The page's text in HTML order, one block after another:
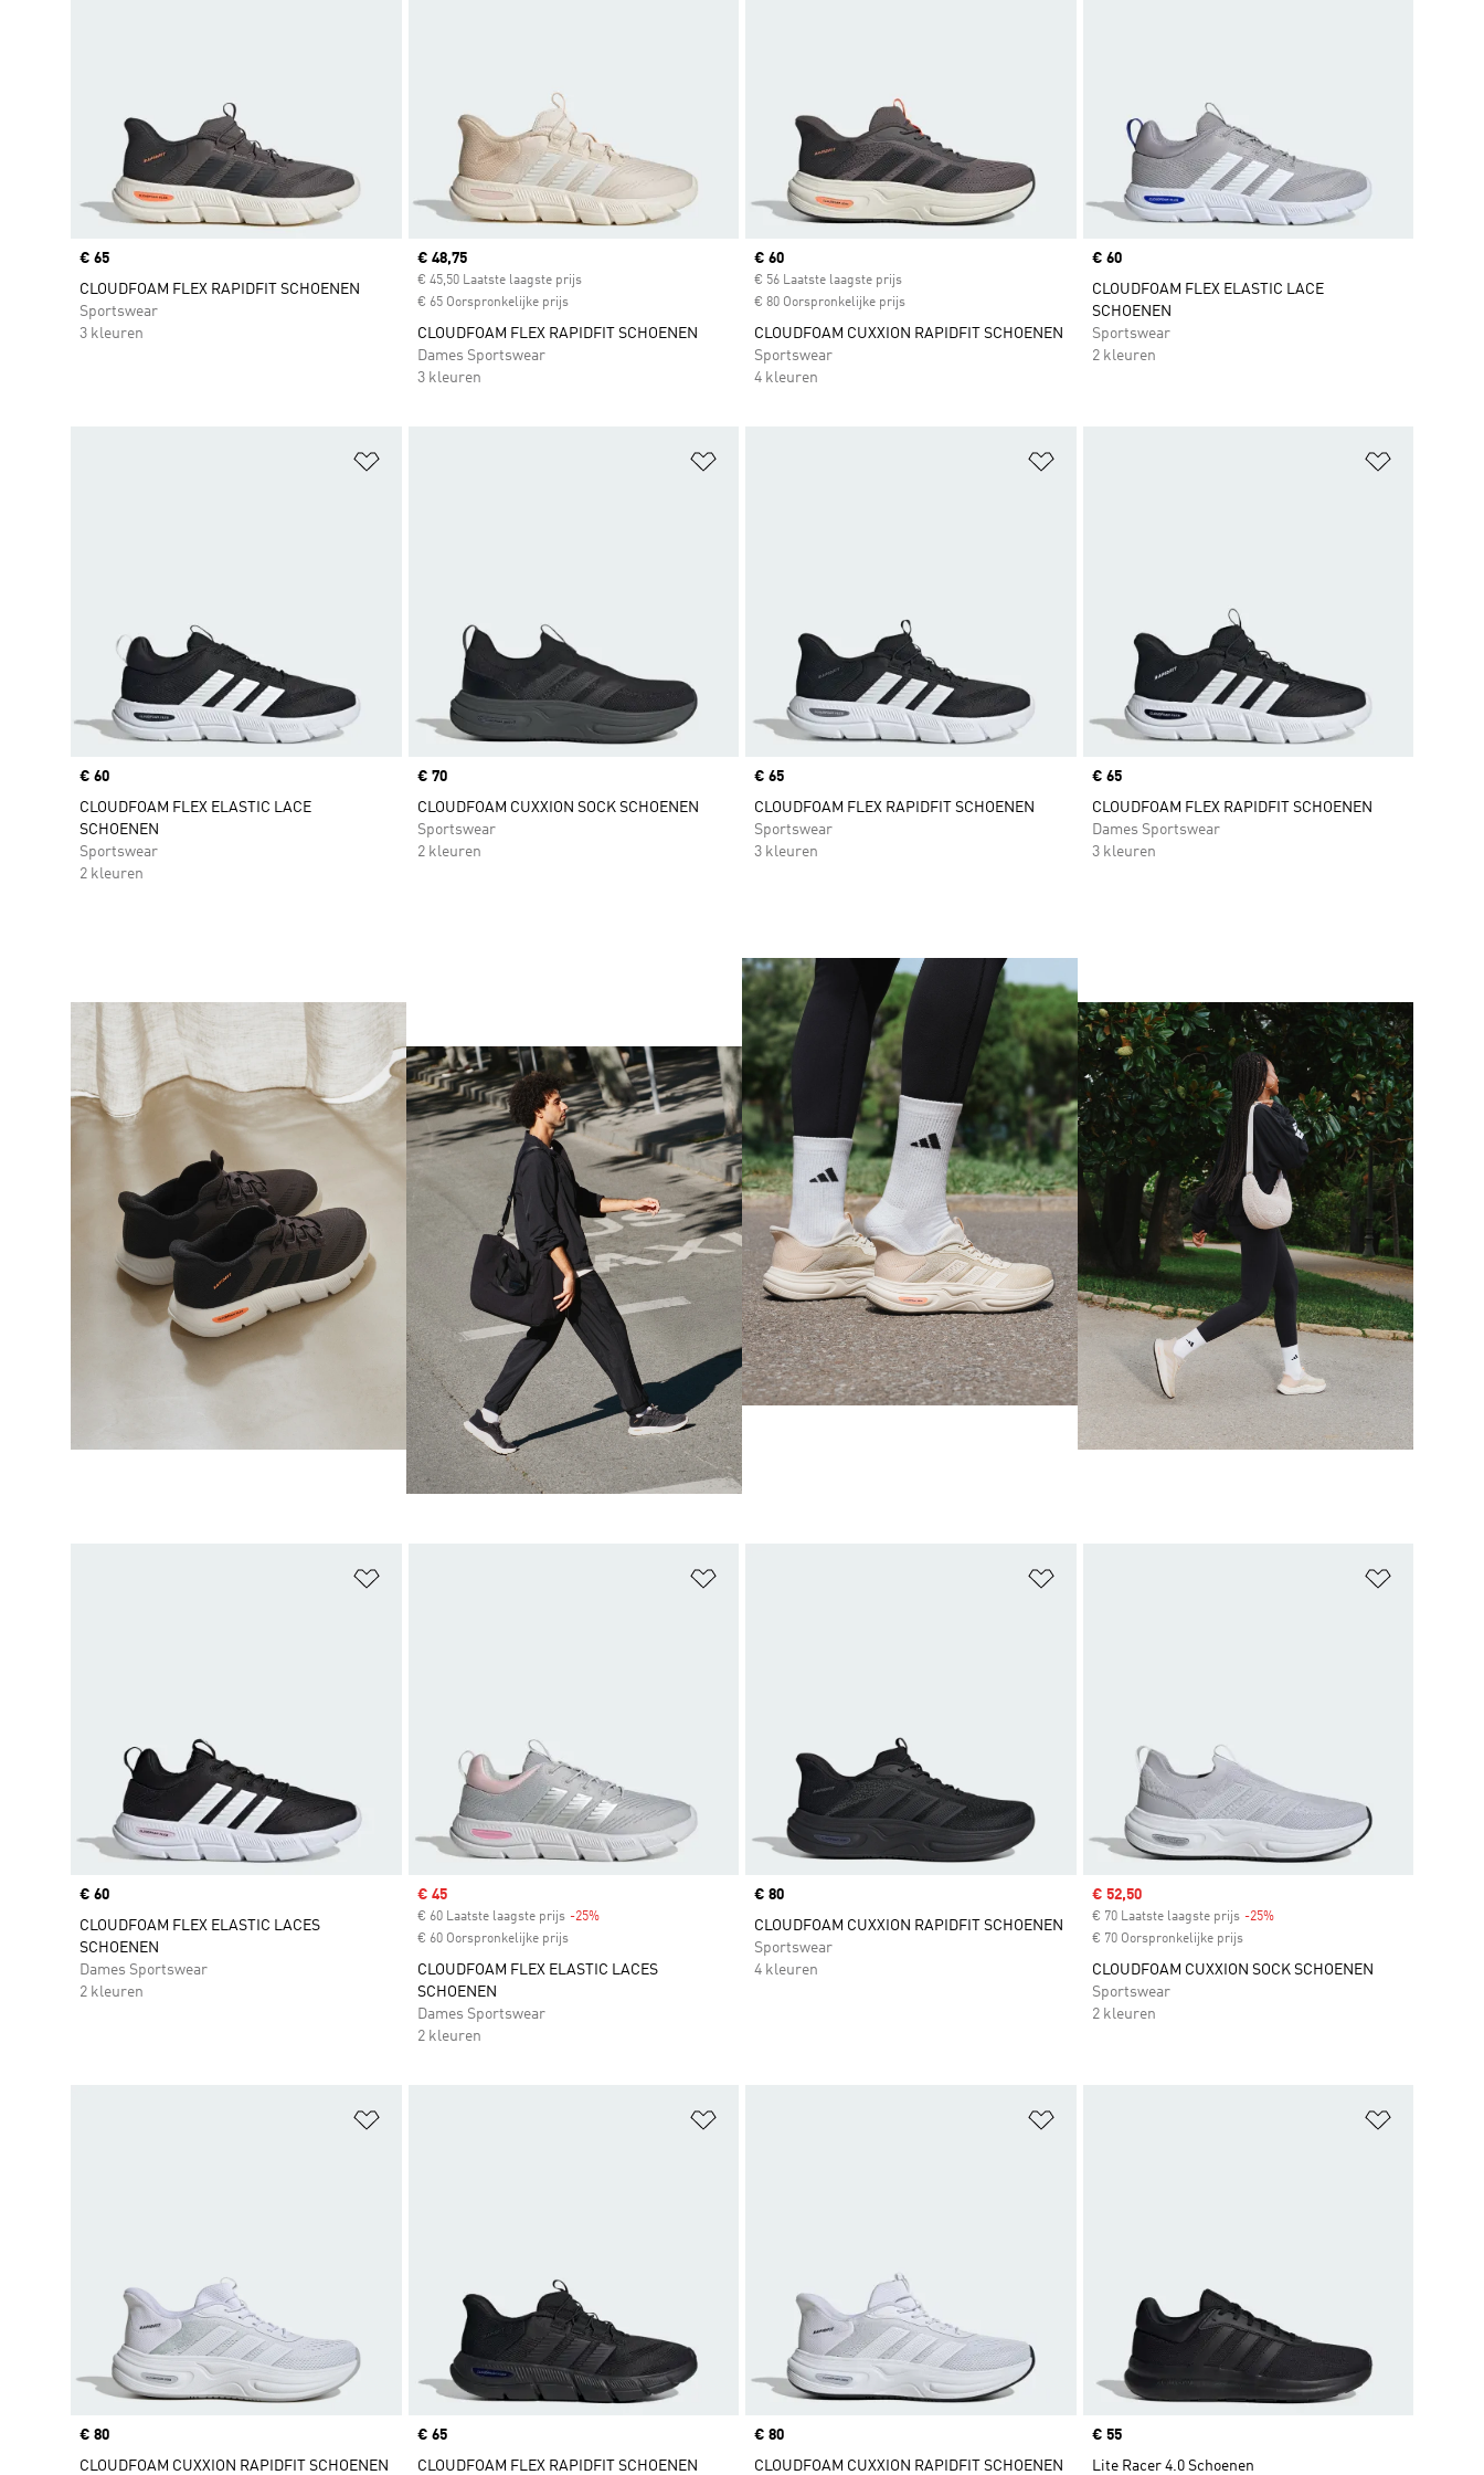
Price
€ 65
CLOUDFOAM FLEX RAPIDFIT SCHOENEN
Sportswear
3 kleuren
Current price
€ 48,75
€ 45,50 Laatste laagste prijs
€ 65 Oorspronkelijke prijs
CLOUDFOAM FLEX RAPIDFIT SCHOENEN
Dames Sportswear
3 kleuren
Current price
€ 60
€ 56 Laatste laagste prijs
€ 80 Oorspronkelijke prijs
CLOUDFOAM CUXXION RAPIDFIT SCHOENEN
Sportswear
4 kleuren
Price
€ 60
CLOUDFOAM FLEX ELASTIC LACE
SCHOENEN
Sportswear
2 kleuren
Price
€ 60
CLOUDFOAM FLEX ELASTIC LACE
SCHOENEN
Sportswear
2 kleuren
Price
€ 70
CLOUDFOAM CUXXION SOCK SCHOENEN
Sportswear
2 kleuren
Price
€ 65
CLOUDFOAM FLEX RAPIDFIT SCHOENEN
Sportswear
3 kleuren
Price
€ 65
CLOUDFOAM FLEX RAPIDFIT SCHOENEN
Dames Sportswear
3 kleuren
Price
€ 60
CLOUDFOAM FLEX ELASTIC LACES
SCHOENEN
Dames Sportswear
2 kleuren
Sale price
€ 45
€ 60 Laatste laagste prijs -25%Discount
€ 60 Oorspronkelijke prijs
CLOUDFOAM FLEX ELASTIC LACES
SCHOENEN
Dames Sportswear
2 kleuren
Price
€ 80
CLOUDFOAM CUXXION RAPIDFIT SCHOENEN
Sportswear
4 kleuren
Sale price
€ 52,50
€ 70 Laatste laagste prijs -25%Discount
€ 70 Oorspronkelijke prijs
CLOUDFOAM CUXXION SOCK SCHOENEN
Sportswear
2 kleuren
Price
€ 80
CLOUDFOAM CUXXION RAPIDFIT SCHOENEN
Price
€ 65
CLOUDFOAM FLEX RAPIDFIT SCHOENEN
Price
€ 80
CLOUDFOAM CUXXION RAPIDFIT SCHOENEN
Price
€ 55
Lite Racer 4.0 Schoenen